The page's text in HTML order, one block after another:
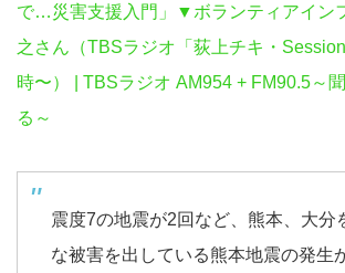
で…災害支援入門」▼ボランティアイン
之さん（TBSラジオ「荻上チキ・
時〜） | TBSラジオ AM954 + FM90.5～
る～
震度7の地震が2回など、熊本、大分
な被害を出している熊本地震の発生